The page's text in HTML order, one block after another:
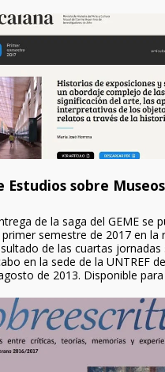
Estudios sobre
de la saga del GEME se
semestre de 2017 en la
de las cuartas
en la sede de la UNTREF
de 2013. Disponible